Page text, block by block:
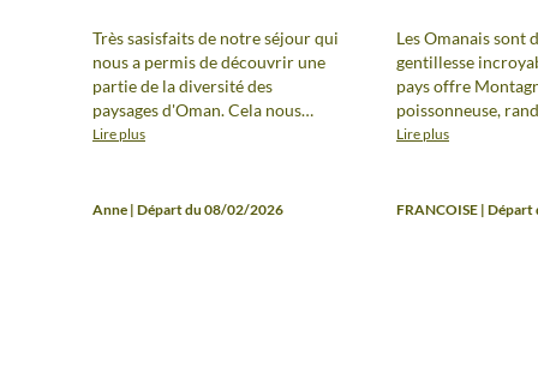
Très sasisfaits de notre séjour qui
nous a permis de découvrir une
partie de la diversité des
paysages d'Oman. Cela nous
donne envie de revenir pour
organisé classique plutot qu'un
Lire plus
Anne | Départ du 08/02/2026
Les Omanais sont
gentillesse
pays offre
poissonneuse,
aquatique dans
de palmiers
Lire plus
FRANCOISE |